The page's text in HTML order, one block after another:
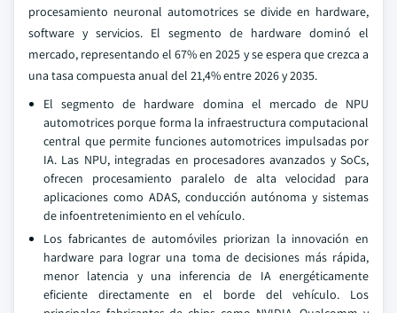
procesamiento neuronal automotrices se divide en hardware,
software y servicios. El segmento de hardware dominó el
mercado, representando el 67% en 2025 y se espera que crezca a
una tasa compuesta anual del 21,4% entre 2026 y 2035.
El segmento de hardware domina el mercado de NPU
automotrices porque forma la infraestructura computacional
central que permite funciones automotrices impulsadas por
IA. Las NPU, integradas en procesadores avanzados y SoCs,
ofrecen procesamiento paralelo de alta velocidad para
aplicaciones como ADAS, conducción autónoma y sistemas
de infoentretenimiento en el vehículo.
Los fabricantes de automóviles priorizan la innovación en
hardware para lograr una toma de decisiones más rápida,
menor latencia y una inferencia de IA energéticamente
eficiente directamente en el borde del vehículo. Los